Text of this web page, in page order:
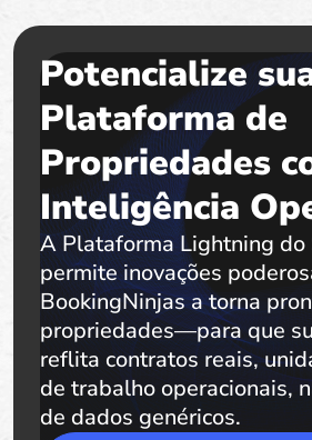
Potencialize
Plataforma de
Propriedades
Inteligência
A Plataforma Lightning do
permite inovações
BookingNinjas a torna
propriedades—para que
reflita contratos reais,
de trabalho operacionais,
de dados genéricos.